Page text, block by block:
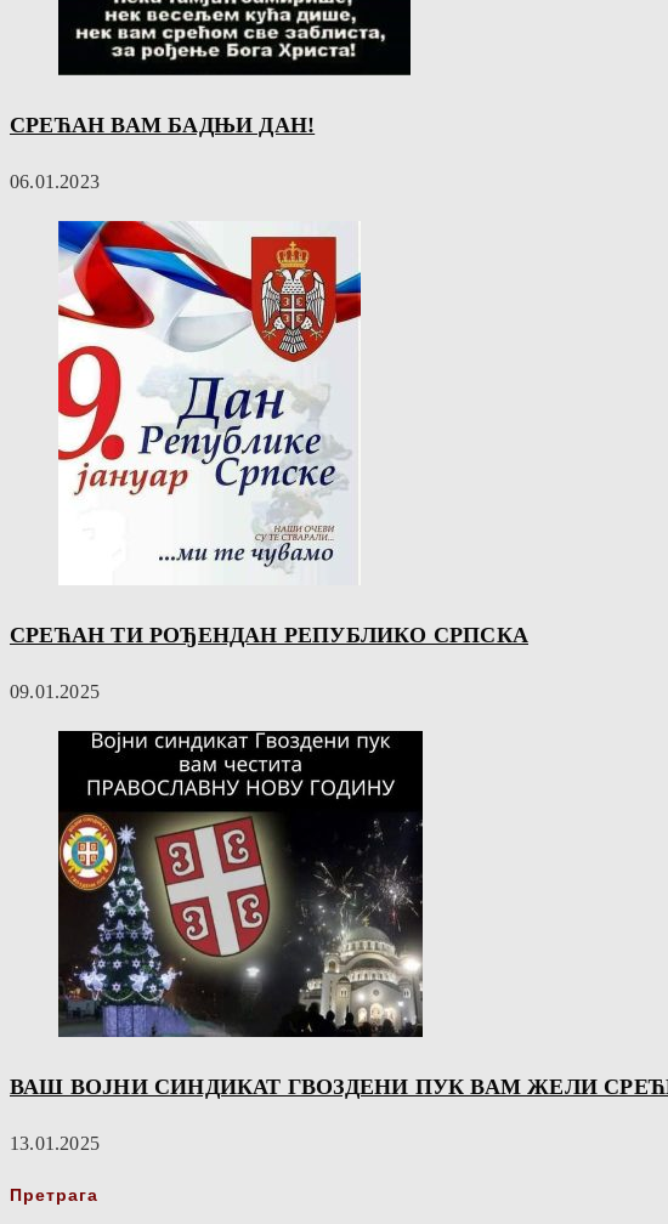
СРЕЋАН ВАМ БАДЊИ ДАН!
06.01.2023
СРЕЋАН ТИ РОЂЕНДАН РЕПУБЛИКО СРПСКА
09.01.2025
ВАШ ВОЈНИ СИНДИКАТ ГВОЗДЕНИ ПУК ВАМ ЖЕЛИ
13.01.2025
Претрага